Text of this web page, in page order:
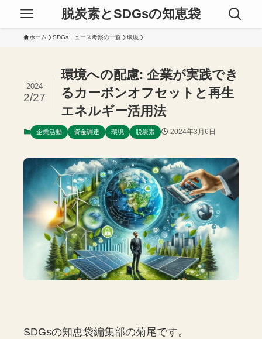
脱炭素とSDGsの知恵袋
ホーム SDGsニュース考察の一覧 環境
環境への配慮: 企業が実践でき
るカーボンオフセットと再生
エネルギー活用法
2024
2/27
企業活動 資金調達 環境 脱炭素 2024年3月6日
SDGsの知恵袋編集部の菊尾です。